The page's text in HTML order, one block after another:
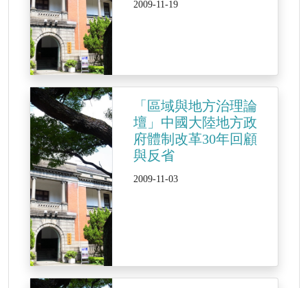
2009-11-19
「區域與地方治理論
壇」中國大陸地方政
府體制改革30年回顧
與反省
2009-11-03